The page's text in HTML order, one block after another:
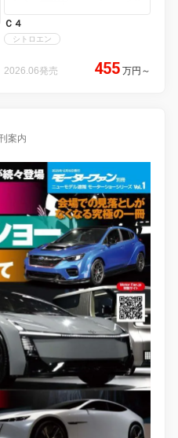
Ｃ４
シトロエン
2026.06発売 455 万円 ～
案内